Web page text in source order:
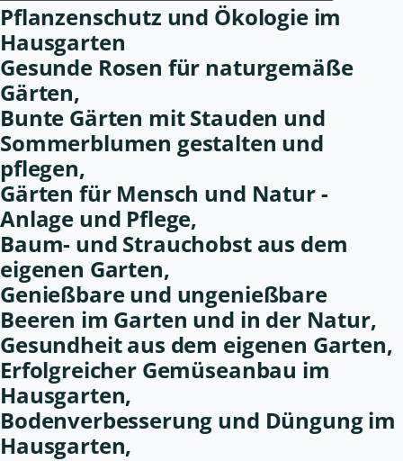
Pflanzenschutz und Ökologie im
Hausgarten
Gesunde Rosen für naturgemäße
Gärten,
Bunte Gärten mit Stauden und
Sommerblumen gestalten und
pflegen,
Gärten für Mensch und Natur -
Anlage und Pflege,
Baum- und Strauchobst aus dem
eigenen Garten,
Genießbare und ungenießbare
Beeren im Garten und in der Natur,
Gesundheit aus dem eigenen Garten,
Erfolgreicher Gemüseanbau im
Hausgarten,
Bodenverbesserung und Düngung im
Hausgarten,